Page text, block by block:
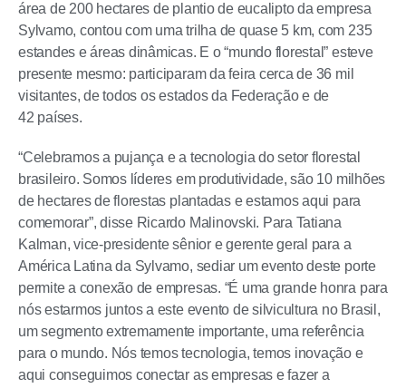
área de 200 hectares de plantio de eucalipto da empresa
Sylvamo, contou com uma trilha de quase 5 km, com 235
estandes e áreas dinâmicas. E o “mundo florestal” esteve
presente mesmo: participaram da feira cerca de 36 mil
visitantes, de todos os estados da Federação e de
42 países.
“Celebramos a pujança e a tecnologia do setor florestal
brasileiro. Somos líderes em produtividade, são 10 milhões
de hectares de florestas plantadas e estamos aqui para
comemorar”, disse Ricardo Malinovski. Para Tatiana
Kalman, vice-presidente sênior e gerente geral para a
América Latina da Sylvamo, sediar um evento deste porte
permite a conexão de empresas. “É uma grande honra para
nós estarmos juntos a este evento de silvicultura no Brasil,
um segmento extremamente importante, uma referência
para o mundo. Nós temos tecnologia, temos inovação e
aqui conseguimos conectar as empresas e fazer a